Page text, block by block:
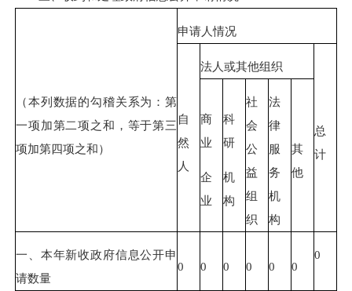
（本列数据的勾稽关系为：第
一项加第二项之和，等于第三
项加第四项之和）
申请人情况
自
然
人
法人或其他组织
总
计
商
业
企
业
科
研
机
构
社
会
公
益
组
织
法
律
服
务
机
构
其
他
一、本年新收政府信息公开申
请数量
0 0 0 0 0 0
0